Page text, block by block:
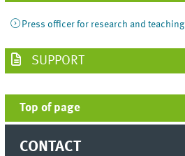
Press officer for research and teaching
SUPPORT
Top of page
CONTACT